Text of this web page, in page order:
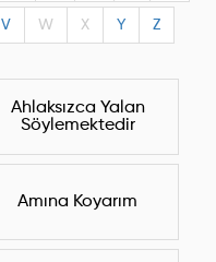
V W X Y Z
Ahlaksızca Yalan
Söylemektedir
Amına Koyarım